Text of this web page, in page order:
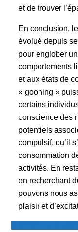
et de trouver
En conclusion,
évolué depuis
pour englober
comportements
et aux états de
« gooning »
certains
conscience des
potentiels
compulsif, qu’il
consommation
activités. En
en recherchant
pouvons nous
plaisir et